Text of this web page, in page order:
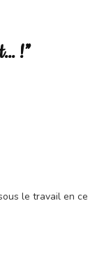
!”
le travail en ce